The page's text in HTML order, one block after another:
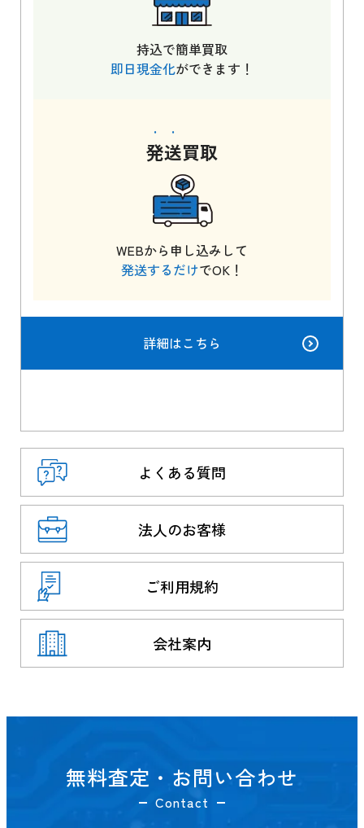
持込で簡単買取
即日現金化ができます！
発送買取
WEBから申し込みして
発送するだけでOK！
詳細はこちら
よくある質問
法人のお客様
ご利用規約
会社案内
無料査定・お問い合わせ
Contact